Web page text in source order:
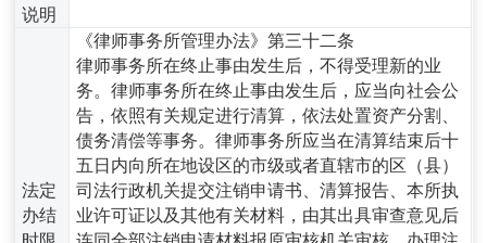
说明
法定
办结
《律师事务所管理办法》第三十二条
律师事务所在终止事由发生后，不得受理新的业
务。律师事务所在终止事由发生后，应当向社会公
告，依照有关规定进行清算，依法处置资产分割、
债务清偿等事务。律师事务所应当在清算结束后十
五日内向所在地设区的市级或者直辖市的区（县）
司法行政机关提交注销申请书、清算报告、本所执
业许可证以及其他有关材料，由其出具审查意见后